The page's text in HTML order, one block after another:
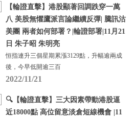
【輪證直擊】港股顯著回調跌穿一萬
八 美股無懼鷹派言論繼續反彈| 騰訊沽
美團 兩者如何部署？|輪證部署|11月21
日 朱子昭 朱明亮
恒指連升三個星期累漲3129點，升幅逾兩成
後，今早低開逾三百
2022/11/21
🔍【輪證直擊】三大因素帶動港股逼
近18000點 高位留意淡倉短線機會 |11